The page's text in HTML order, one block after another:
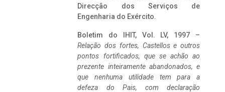
Direcção dos Serviços de
Engenharia do Exército.
Boletim do IHIT, Vol. LV, 1997 –
Relação dos fortes, Castellos e outros
pontos fortificados, que se achão ao
prezente inteiramente abandonados, e
que nenhuma utilidade tem para a
defeza do Pais, com declaração